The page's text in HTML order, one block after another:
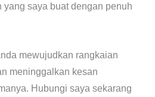
saya buat dengan penuh
mewujudkan rangkaian
meninggalkan kesan
Hubungi saya sekarang